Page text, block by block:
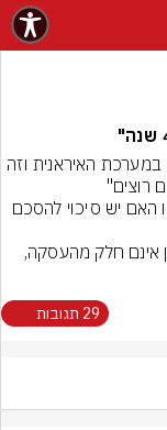
29 תגובות